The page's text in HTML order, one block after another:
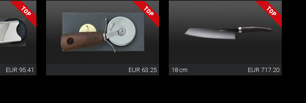
EUR 95.41 EUR 63.25 18 cm EUR 717.20